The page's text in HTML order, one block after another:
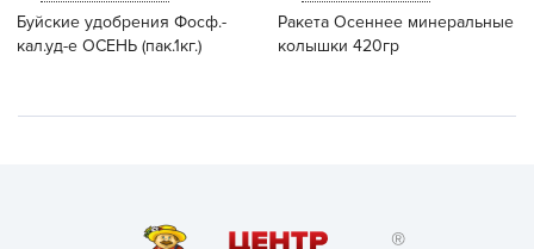
Буйские удобрения Фосф.-
кал.уд-е ОСЕНЬ (пак.1кг.)
Ракета Осеннее минеральные
колышки 420гр